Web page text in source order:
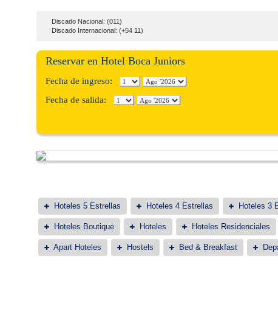
Discado Nacional: (011)
Discado Internacional: (+54 11)
Reservar en Hotel Boca Juniors
Fecha de ingreso:
Fecha de salida:
Hoteles 5 Estrellas Hoteles 4 Estrellas Hoteles 3
Hoteles Boutique Hoteles Hoteles Residenciales
Apart Hoteles Hostels Bed & Breakfast